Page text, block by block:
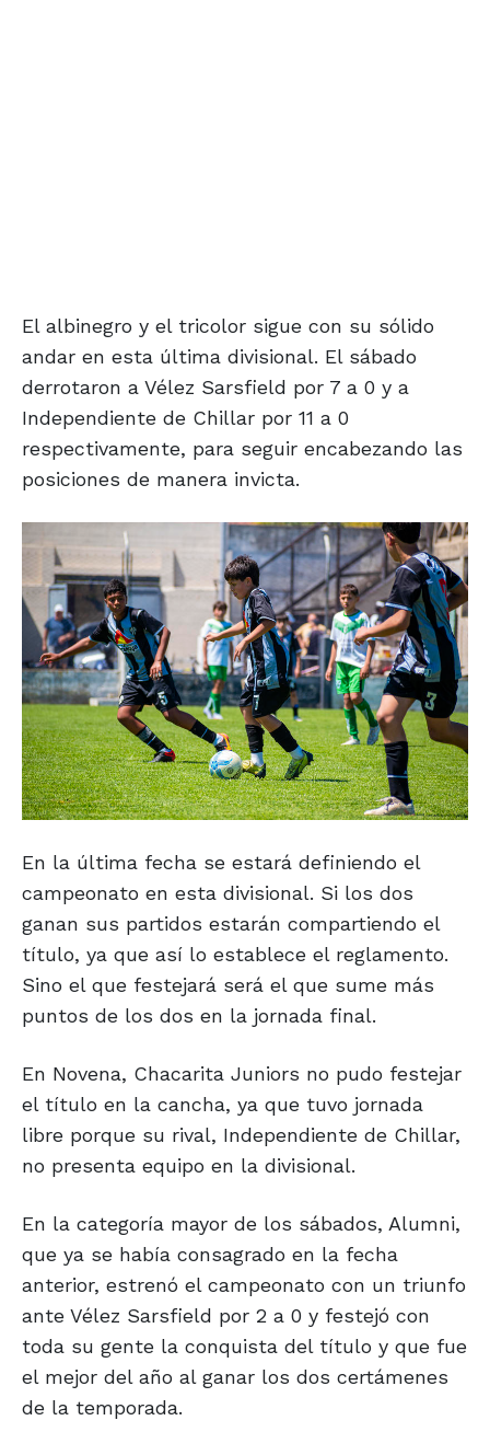
El albinegro y el tricolor sigue con su sólido
andar en esta última divisional. El sábado
derrotaron a Vélez Sarsfield por 7 a 0 y a
Independiente de Chillar por 11 a 0
respectivamente, para seguir encabezando las
posiciones de manera invicta.
En la última fecha se estará definiendo el
campeonato en esta divisional. Si los dos
ganan sus partidos estarán compartiendo el
título, ya que así lo establece el reglamento.
Sino el que festejará será el que sume más
puntos de los dos en la jornada final.
En Novena, Chacarita Juniors no pudo festejar
el título en la cancha, ya que tuvo jornada
libre porque su rival, Independiente de Chillar,
no presenta equipo en la divisional.
En la categoría mayor de los sábados, Alumni,
que ya se había consagrado en la fecha
anterior, estrenó el campeonato con un triunfo
ante Vélez Sarsfield por 2 a 0 y festejó con
toda su gente la conquista del título y que fue
el mejor del año al ganar los dos certámenes
de la temporada.